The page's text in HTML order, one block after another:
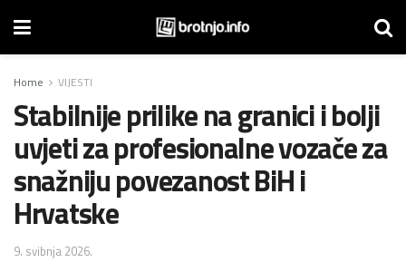
Home VIJESTI
Stabilnije prilike na granici i bolji
uvjeti za profesionalne vozače za
snažniju povezanost BiH i
Hrvatske
9. svibnja 2026.